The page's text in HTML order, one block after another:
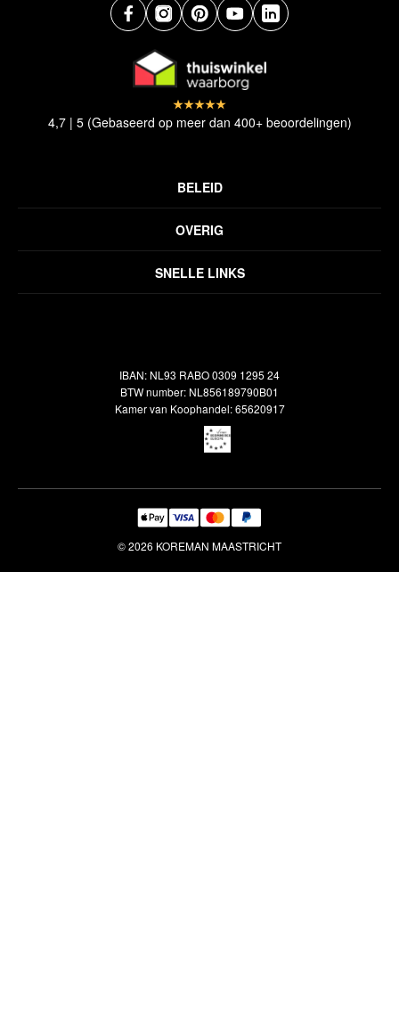
SNELLE LINKS
OVERIG
Inspiratie
Veelgestelde vragen
BELEID
Disclaimer
Verzendbeleid
4,7 | 5 (Gebaseerd op meer dan 400+ beoordelingen)
IBAN: NL93 RABO 0309 1295 24
BTW number: NL856189790B01
Kamer van Koophandel: 65620917
© 2026 KOREMAN MAASTRICHT